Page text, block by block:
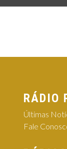
RÁDIO
Últimas
Fale